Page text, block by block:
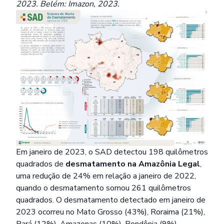
2023. Belém: Imazon, 2023.
Em janeiro de 2023, o SAD detectou 198 quilômetros
quadrados de desmatamento na Amazônia Legal,
uma redução de 24% em relação a janeiro de 2022,
quando o desmatamento somou 261 quilômetros
quadrados. O desmatamento detectado em janeiro de
2023 ocorreu no Mato Grosso (43%), Roraima (21%),